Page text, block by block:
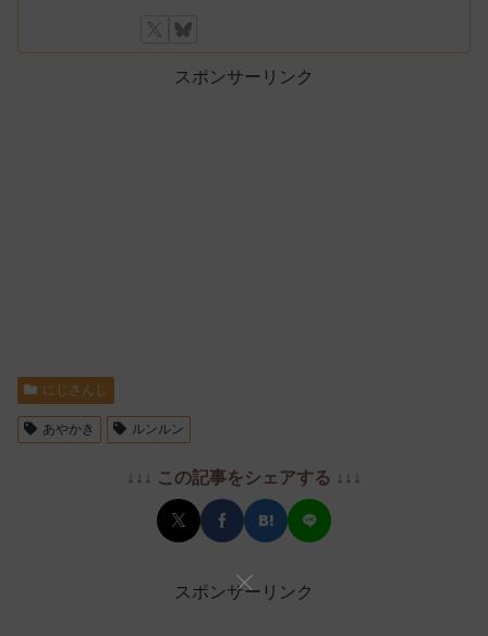
スポンサーリンク
にじさんじ
あやかき ルンルン
↓↓↓ この記事をシェアする ↓↓↓
スポンサーリンク